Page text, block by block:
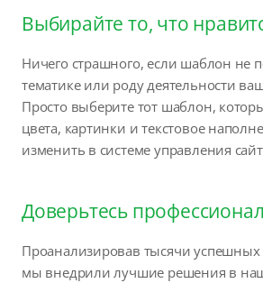
Выбирайте то, что
Ничего страшного, если шаблон не
тематике или роду деятельности
Просто выберите тот шаблон,
цвета, картинки и текстовое
изменить в системе управления
Доверьтесь
Проанализировав тысячи успешных
мы внедрили лучшие решения в